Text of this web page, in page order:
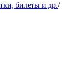
билеты и др./